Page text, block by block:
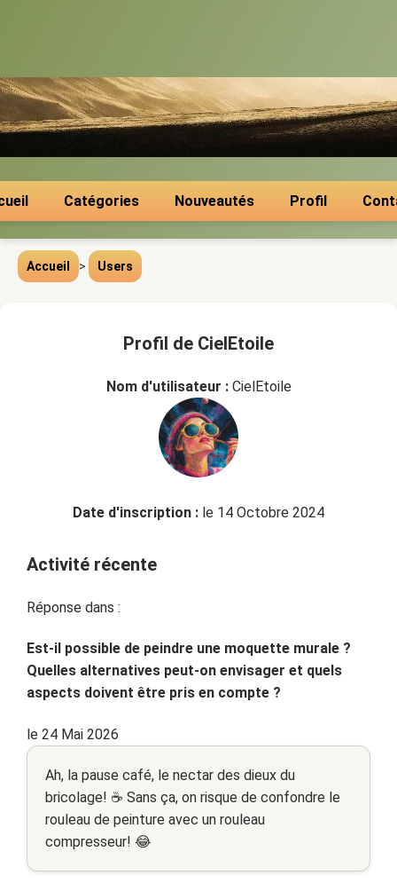
Catégories Nouveautés Profil
Accueil > Users
Profil de CielEtoile
Nom d'utilisateur :CielEtoile
Date d'inscription : le 14 Octobre 2024
Activité récente
Réponse dans :
Est-il possible de peindre une moquette murale ?
Quelles alternatives peut-on envisager et quels
aspects doivent être pris en compte ?
le 24 Mai 2026
Ah, la pause café, le nectar des dieux du
bricolage! ☕️ Sans ça, on risque de confondre le
rouleau de peinture avec un rouleau
compresseur! 😂